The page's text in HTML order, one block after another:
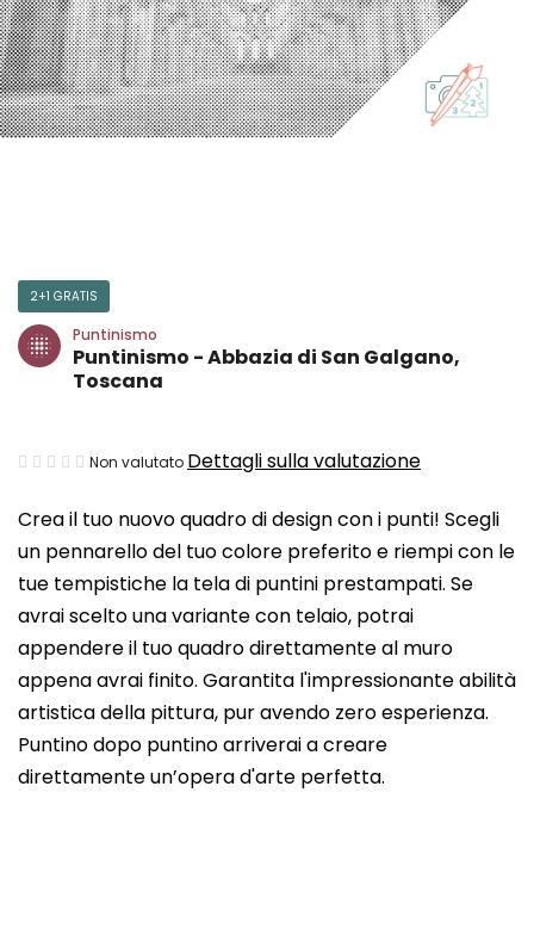
Crea il tuo nuovo quadro di design con i punti! Scegli
un pennarello del tuo colore preferito e riempi con le
tue tempistiche la tela di puntini prestampati. Se
avrai scelto una variante con telaio, potrai
appendere il tuo quadro direttamente al muro
appena avrai finito. Garantita l'impressionante abilità
artistica della pittura, pur avendo zero esperienza.
Puntino dopo puntino arriverai a creare
direttamente un’opera d'arte perfetta.
2+1 GRATIS
Puntinismo
Puntinismo - Abbazia di San Galgano,
Toscana
La
media
del
prodotto
è
0,0
su
5
stelle.
Non valutato Dettagli sulla valutazione